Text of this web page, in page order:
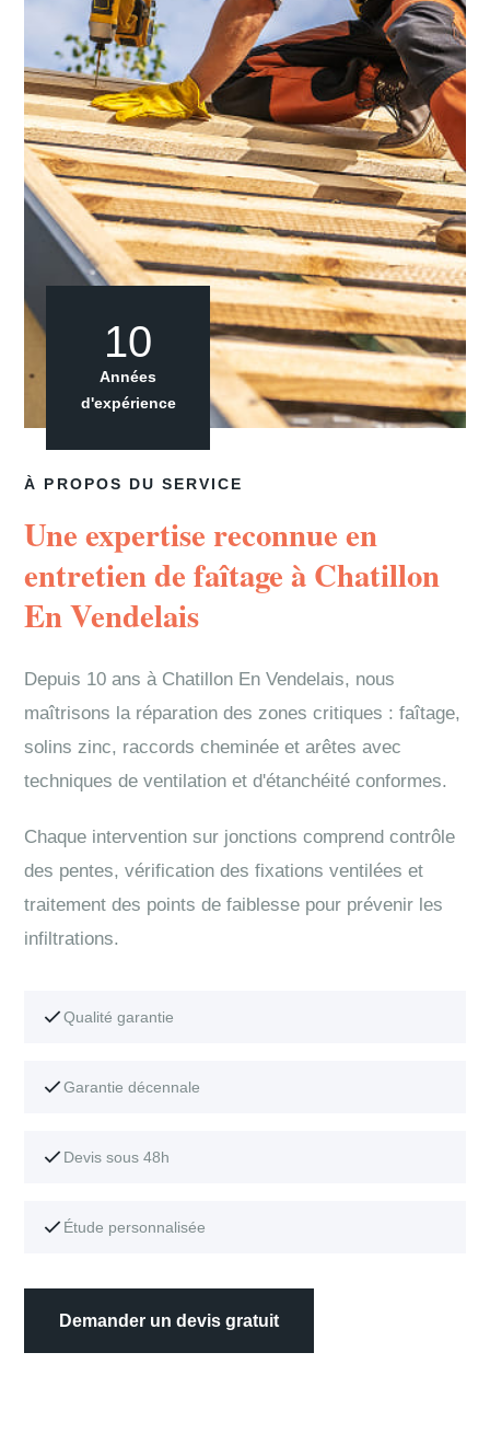
À PROPOS DU SERVICE
Une expertise reconnue en
entretien de faîtage à Chatillon
En Vendelais
Depuis 10 ans à Chatillon En Vendelais, nous
maîtrisons la réparation des zones critiques : faîtage,
solins zinc, raccords cheminée et arêtes avec
techniques de ventilation et d'étanchéité conformes.
Chaque intervention sur jonctions comprend contrôle
des pentes, vérification des fixations ventilées et
traitement des points de faiblesse pour prévenir les
infiltrations.
Qualité garantie
Garantie décennale
Devis sous 48h
Étude personnalisée
Demander un devis gratuit
10
Années
d'expérience